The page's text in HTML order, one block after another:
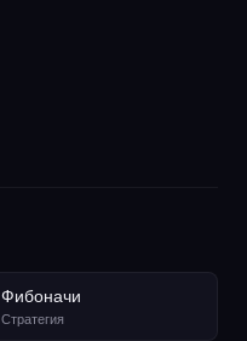
Фибоначи
Стратегия